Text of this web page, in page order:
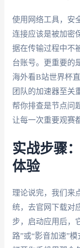
使用网络工具，安
连接应该是被加密
据在传输过程中不
台账号。更重要的
海外看B站世界杯
团队的加速器至关
帮你排查是节点问
让每一次重要观赛
实战步骤
体验
理论说完，我们来
统，去官网下载对
步，启动应用后，
路”或“影音加速”